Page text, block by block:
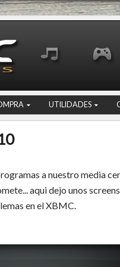
UTILIDADES
a nuestro media
aqui dejo unos
en el XBMC.